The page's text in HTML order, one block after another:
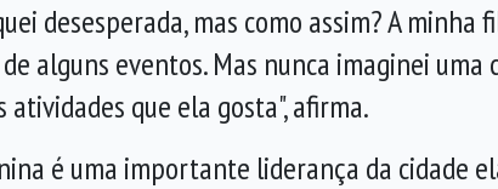
desesperada, mas como assim? A
alguns eventos. Mas nunca imaginei
atividades que ela gosta", afirma.
é uma importante liderança da cidade